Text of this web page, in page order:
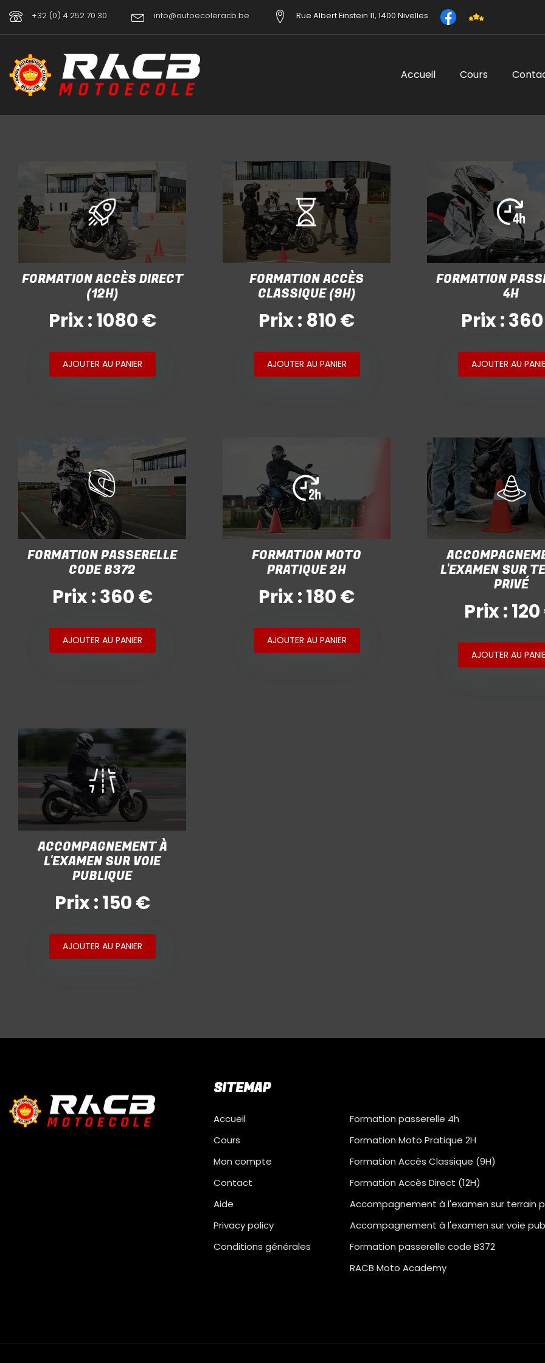
+32 (0) 4 252 70 30 info@autoecoleracb.be Rue Albert Einstein 11, 1400 Nivelles
Accueil Cours
FORMATION ACCÈS DIRECT
(12H)
Prix : 1080 €
AJOUTER AU PANIER
FORMATION ACCÈS
CLASSIQUE (9H)
Prix : 810 €
AJOUTER AU PANIER
FORMATION
4H
Prix :
AJOUTER AU
FORMATION PASSERELLE
CODE B372
Prix : 360 €
AJOUTER AU PANIER
FORMATION MOTO
PRATIQUE 2H
Prix : 180 €
AJOUTER AU PANIER
L'EXAMEN SUR
PRIVÉ
Prix :
AJOUTER AU
ACCOMPAGNEMENT À
L'EXAMEN SUR VOIE
PUBLIQUE
Prix : 150 €
AJOUTER AU PANIER
SITEMAP
Accueil
Cours
Mon compte
Contact
Aide
Privacy policy
Conditions générales
Formation passerelle 4h
Formation Moto Pratique 2H
Formation Accès Classique (9H)
Formation Accès Direct (12H)
Accompagnement à l'examen sur terrain
Accompagnement à l'examen sur voie
Formation passerelle code B372
RACB Moto Academy